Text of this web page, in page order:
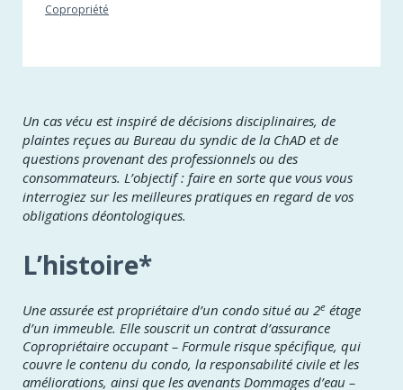
Copropriété
Un cas vécu est inspiré de décisions disciplinaires, de
plaintes reçues au Bureau du syndic de la ChAD et de
questions provenant des professionnels ou des
consommateurs. L’objectif : faire en sorte que vous vous
interrogiez sur les meilleures pratiques en regard de vos
obligations déontologiques.
L’histoire*
Une assurée est propriétaire d’un condo situé au 2e étage
d’un immeuble. Elle souscrit un contrat d’assurance
Copropriétaire occupant – Formule risque spécifique, qui
couvre le contenu du condo, la responsabilité civile et les
améliorations, ainsi que les avenants Dommages d’eau –